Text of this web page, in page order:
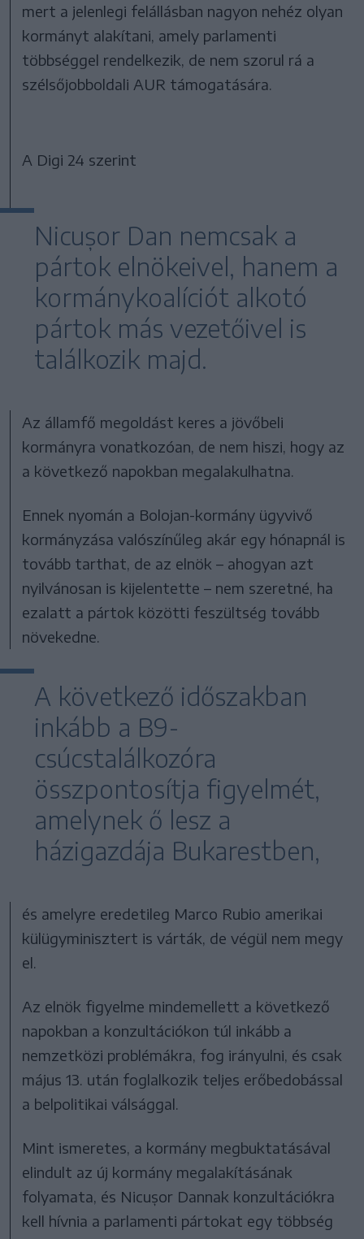
mert a jelenlegi felállásban nagyon nehéz olyan
kormányt alakítani, amely parlamenti
többséggel rendelkezik, de nem szorul rá a
szélsőjobboldali AUR támogatására.
A Digi 24 szerint
Nicușor Dan nemcsak a
pártok elnökeivel, hanem a
kormánykoalíciót alkotó
pártok más vezetőivel is
találkozik majd.
Az államfő megoldást keres a jövőbeli
kormányra vonatkozóan, de nem hiszi, hogy az
a következő napokban megalakulhatna.
Ennek nyomán a Bolojan-kormány ügyvivő
kormányzása valószínűleg akár egy hónapnál is
tovább tarthat, de az elnök – ahogyan azt
nyilvánosan is kijelentette – nem szeretné, ha
ezalatt a pártok közötti feszültség tovább
növekedne.
A következő időszakban
inkább a B9-
csúcstalálkozóra
összpontosítja figyelmét,
amelynek ő lesz a
házigazdája Bukarestben,
és amelyre eredetileg Marco Rubio amerikai
külügyminisztert is várták, de végül nem megy
el.
Az elnök figyelme mindemellett a következő
napokban a konzultációkon túl inkább a
nemzetközi problémákra, fog irányulni, és csak
május 13. után foglalkozik teljes erőbedobással
a belpolitikai válsággal.
Mint ismeretes, a kormány megbuktatásával
elindult az új kormány megalakításának
folyamata, és Nicușor Dannak konzultációkra
kell hívnia a parlamenti pártokat egy többség